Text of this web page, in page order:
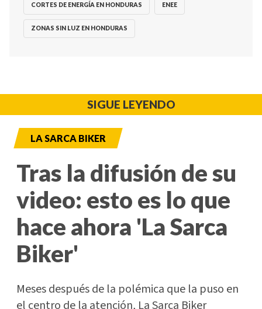
CORTES DE ENERGÍA EN HONDURAS ENEE
ZONAS SIN LUZ EN HONDURAS
SIGUE LEYENDO
LA SARCA BIKER
Tras la difusión de su
video: esto es lo que
hace ahora 'La Sarca
Biker'
Meses después de la polémica que la puso en
el centro de la atención, La Sarca Biker